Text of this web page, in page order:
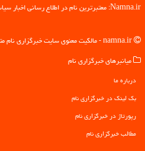
Namna.ir: معتبرترین نام در اطلاع رسانی اخبار سیاسی و اجتماعی، گامی مطمئن به سوی آگاهی
میانبرهای خبرگزاری نام
درباره ما
بک لینک در خبرگزاری نام
رپورتاژ در خبرگزاری نام
مطالب خبرگزاری نام